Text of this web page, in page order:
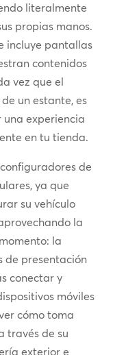
literalmente
propias manos.
incluye pantallas
contenidos
vez que el
un estante, es
experiencia
en tu tienda.
de
ya que
su vehículo
la
la
de presentación
conectar y
móviles
cómo toma
través de su
exterior e